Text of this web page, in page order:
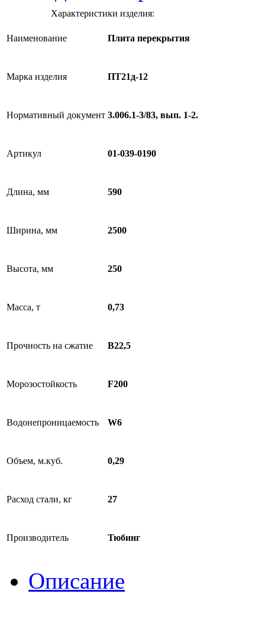
Характеристики изделия:
Наименование Плита перекрытия
Марка изделия ПТ21д-12
Нормативный документ 3.006.1-3/83, вып. 1-2.
Артикул 01-039-0190
Длина, мм 590
Ширина, мм 2500
Высота, мм 250
Масса, т 0,73
Прочность на сжатие В22,5
Морозостойкость F200
Водонепроницаемость W6
Объем, м.куб. 0,29
Расход стали, кг 27
Производитель Тюбинг
Описание